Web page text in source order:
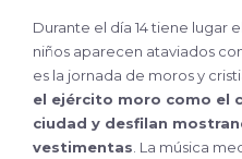
Durante el día 14 tiene lugar
niños aparecen ataviados
es la jornada de moros y
el ejército moro como el
ciudad y desfilan
vestimentas . La música